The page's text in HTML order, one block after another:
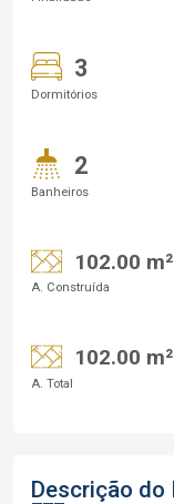
3
Dormitórios
2
Banheiros
102.00 m²
A. Construída
102.00 m²
A. Total
Descrição do